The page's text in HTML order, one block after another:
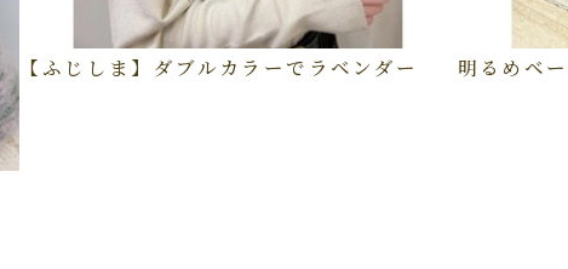
【ふじしま】ダブルカラーでラベンダー 明るめベ